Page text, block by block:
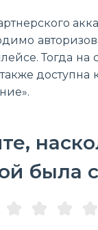
Тогда на
доступна
была